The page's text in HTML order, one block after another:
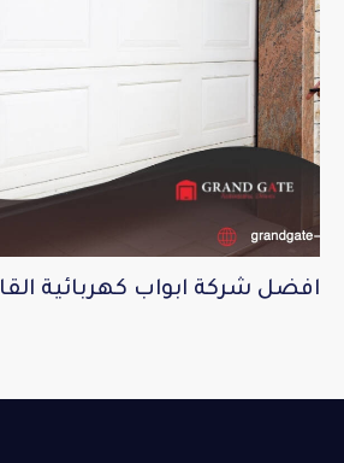
افضل شركة ابواب كهربائية